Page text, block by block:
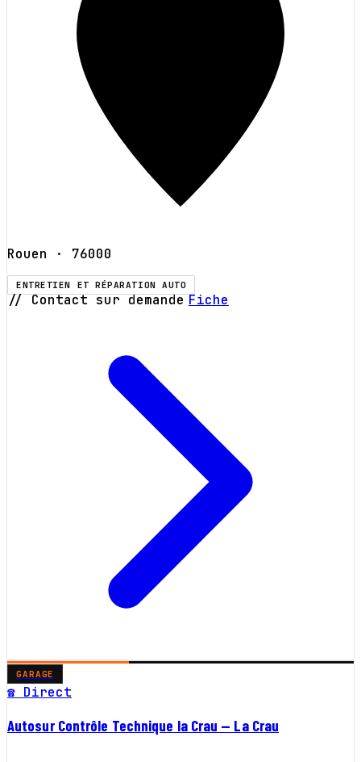
Rouen · 76000
ENTRETIEN ET RÉPARATION AUTO
// Contact sur demande Fiche
GARAGE
☎ Direct
Autosur Contrôle Technique la Crau — La Crau